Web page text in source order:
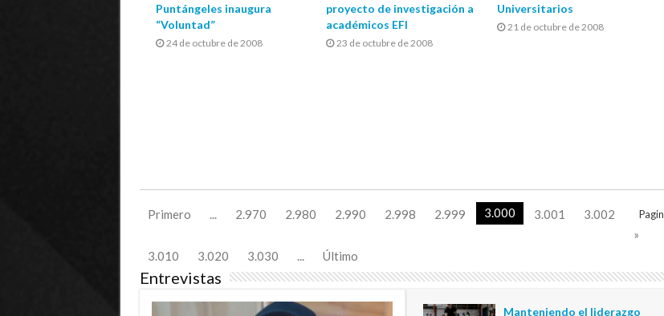
Puntángeles inaugura
“Voluntad”
24 de octubre de 2008
proyecto de investigación a
académicos EFI
23 de octubre de 2008
Universitarios
21 de octubre de 2008
Primero 2.970 2.980 2.990 2.998 2.999 3.000 3.001
3.002
»
3.010
3.020 3.030 Último
Entrevistas
Manteniendo el liderazgo